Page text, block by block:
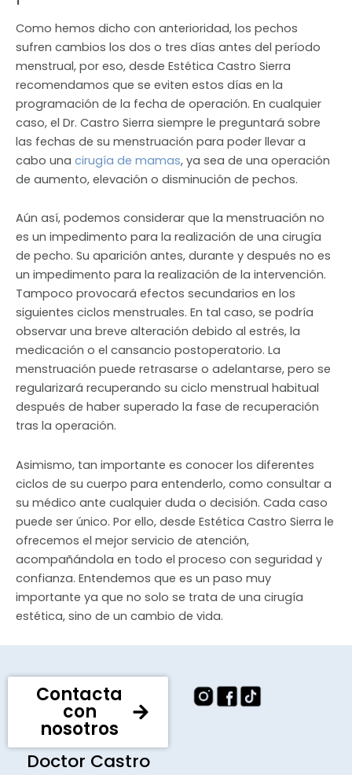
Como hemos dicho con anterioridad, los pechos
sufren cambios los dos o tres días antes del período
menstrual, por eso, desde Estética Castro Sierra
recomendamos que se eviten estos días en la
programación de la fecha de operación. En cualquier
caso, el Dr. Castro Sierra siempre le preguntará sobre
las fechas de su menstruación para poder llevar a
cabo una cirugía de mamas, ya sea de una operación
de aumento, elevación o disminución de pechos.
Aún así, podemos considerar que la menstruación no
es un impedimento para la realización de una cirugía
de pecho. Su aparición antes, durante y después no es
un impedimento para la realización de la intervención.
Tampoco provocará efectos secundarios en los
siguientes ciclos menstruales. En tal caso, se podría
observar una breve alteración debido al estrés, la
medicación o el cansancio postoperatorio. La
menstruación puede retrasarse o adelantarse, pero se
regularizará recuperando su ciclo menstrual habitual
después de haber superado la fase de recuperación
tras la operación.
Asimismo, tan importante es conocer los diferentes
ciclos de su cuerpo para entenderlo, como consultar a
su médico ante cualquier duda o decisión. Cada caso
puede ser único. Por ello, desde Estética Castro Sierra le
ofrecemos el mejor servicio de atención,
acompañándola en todo el proceso con seguridad y
confianza. Entendemos que es un paso muy
importante ya que no solo se trata de una cirugía
estética, sino de un cambio de vida.
Contacta
con
nosotros
Doctor Castro